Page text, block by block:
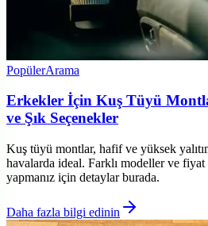
PopülerArama
Erkekler İçin Kuş Tüyü
ve Şık Seçenekler
Kuş tüyü montlar, hafif ve yüksek
havalarda ideal. Farklı modeller ve fiyat
yapmanız için detaylar burada.
Daha fazla bilgi edinin